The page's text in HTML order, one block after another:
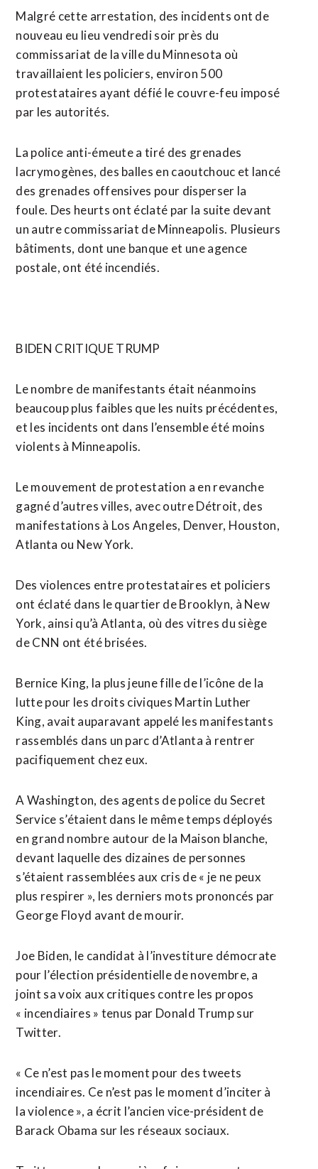
Malgré cette arrestation, des incidents ont de
nouveau eu lieu vendredi soir près du
commissariat de la ville du Minnesota où
travaillaient les policiers, environ 500
protestataires ayant défié le couvre-feu imposé
par les autorités.
La police anti-émeute a tiré des grenades
lacrymogènes, des balles en caoutchouc et lancé
des grenades offensives pour disperser la
foule. Des heurts ont éclaté par la suite devant
un autre commissariat de Minneapolis. Plusieurs
bâtiments, dont une banque et une agence
postale, ont été incendiés.
BIDEN CRITIQUE TRUMP
Le nombre de manifestants était néanmoins
beaucoup plus faibles que les nuits précédentes,
et les incidents ont dans l’ensemble été moins
violents à Minneapolis.
Le mouvement de protestation a en revanche
gagné d’autres villes, avec outre Détroit, des
manifestations à Los Angeles, Denver, Houston,
Atlanta ou New York.
Des violences entre protestataires et policiers
ont éclaté dans le quartier de Brooklyn, à New
York, ainsi qu’à Atlanta, où des vitres du siège
de CNN ont été brisées.
Bernice King, la plus jeune fille de l’icône de la
lutte pour les droits civiques Martin Luther
King, avait auparavant appelé les manifestants
rassemblés dans un parc d’Atlanta à rentrer
pacifiquement chez eux.
A Washington, des agents de police du Secret
Service s’étaient dans le même temps déployés
en grand nombre autour de la Maison blanche,
devant laquelle des dizaines de personnes
s’étaient rassemblées aux cris de « je ne peux
plus respirer », les derniers mots prononcés par
George Floyd avant de mourir.
Joe Biden, le candidat à l’investiture démocrate
pour l’élection présidentielle de novembre, a
joint sa voix aux critiques contre les propos
« incendiaires » tenus par Donald Trump sur
Twitter.
« Ce n’est pas le moment pour des tweets
incendiaires. Ce n’est pas le moment d’inciter à
la violence », a écrit l’ancien vice-président de
Barack Obama sur les réseaux sociaux.